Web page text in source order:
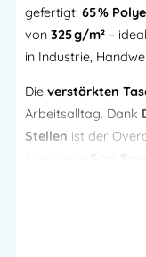
gefertigt: 65 %
von 325 g/m² –
in Industrie,
Die verstärkten
Arbeitsalltag. Dank
Stellen ist der
5 cm